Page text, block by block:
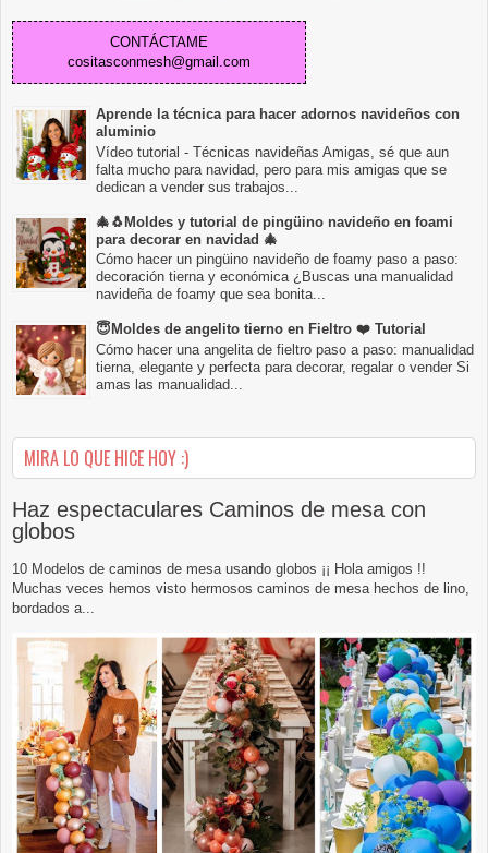
CONTÁCTAME
cositasconmesh@gmail.com
Aprende la técnica para hacer adornos navideños con
aluminio
Vídeo tutorial - Técnicas navideñas Amigas, sé que aun
falta mucho para navidad, pero para mis amigas que se
dedican a vender sus trabajos...
🎄🐧Moldes y tutorial de pingüino navideño en foami
para decorar en navidad 🎄
Cómo hacer un pingüino navideño de foamy paso a paso:
decoración tierna y económica ¿Buscas una manualidad
navideña de foamy que sea bonita...
😇Moldes de angelito tierno en Fieltro ❤️ Tutorial
Cómo hacer una angelita de fieltro paso a paso: manualidad
tierna, elegante y perfecta para decorar, regalar o vender Si
amas las manualidad...
MIRA LO QUE HICE HOY :)
Haz espectaculares Caminos de mesa con
globos
10 Modelos de caminos de mesa usando globos ¡¡ Hola amigos !!
Muchas veces hemos visto hermosos caminos de mesa hechos de lino,
bordados a...